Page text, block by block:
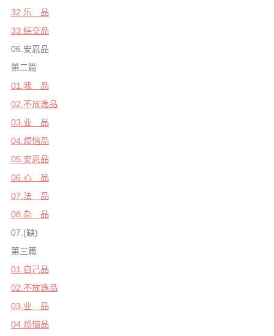
32.乐 品
33.结交品
06.安忍品
第二篇
01.我 品
02.不放逸品
03.业 品
04.烦恼品
05.安忍品
06.心 品
07.法 品
08.杂 品
07.(缺)
第三篇
01.自己品
02.不放逸品
03.业 品
04.烦恼品